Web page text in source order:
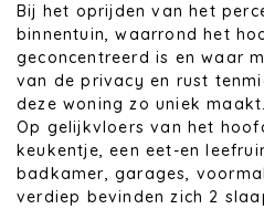
Bij het oprijden van het
binnentuin, waarrond het
geconcentreerd is en waar
van de privacy en rust
deze woning zo uniek maakt.
Op gelijkvloers van het
keukentje, een eet-en
badkamer, garages,
verdiep bevinden zich 2